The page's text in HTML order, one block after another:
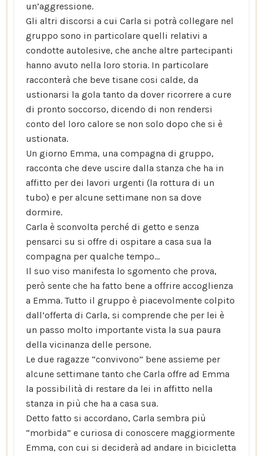
un’aggressione.
Gli altri discorsi a cui Carla si potrà collegare nel
gruppo sono in particolare quelli relativi a
condotte autolesive, che anche altre partecipanti
hanno avuto nella loro storia. In particolare
racconterà che beve tisane cosi calde, da
ustionarsi la gola tanto da dover ricorrere a cure
di pronto soccorso, dicendo di non rendersi
conto del loro calore se non solo dopo che si è
ustionata.
Un giorno Emma, una compagna di gruppo,
racconta che deve uscire dalla stanza che ha in
affitto per dei lavori urgenti (la rottura di un
tubo) e per alcune settimane non sa dove
dormire.
Carla è sconvolta perché di getto e senza
pensarci su si offre di ospitare a casa sua la
compagna per qualche tempo…
Il suo viso manifesta lo sgomento che prova,
però sente che ha fatto bene a offrire accoglienza
a Emma. Tutto il gruppo è piacevolmente colpito
dall’offerta di Carla, si comprende che per lei è
un passo molto importante vista la sua paura
della vicinanza delle persone.
Le due ragazze “convivono” bene assieme per
alcune settimane tanto che Carla offre ad Emma
la possibilità di restare da lei in affitto nella
stanza in più che ha a casa sua.
Detto fatto si accordano, Carla sembra più
“morbida” e curiosa di conoscere maggiormente
Emma, con cui si deciderà ad andare in bicicletta